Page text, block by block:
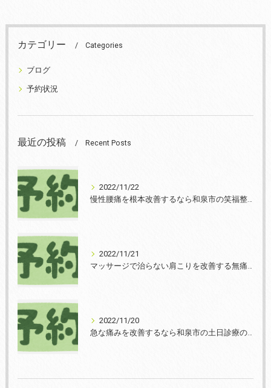
カテゴリー Categories
ブログ
予約状況
最近の投稿 Recent Posts
2022/11/22
慢性腰痛を根本改善するなら和泉市の笑福整骨院【2022年11月22日の予約状況】
2022/11/21
マッサージで治らない肩こりを改善する無痛整体和泉市笑福整骨院【2022年11月21日の予約状況】
2022/11/20
急な痛みを改善するなら和泉市の土日診療の笑福整骨院【2022年11月20日の予約状況】